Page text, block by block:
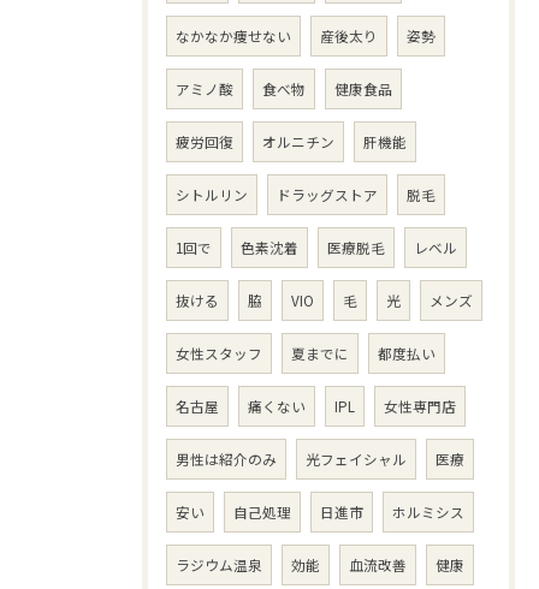
なかなか痩せない 産後太り 姿勢
アミノ酸 食べ物 健康食品
疲労回復 オルニチン 肝機能
シトルリン ドラッグストア 脱毛
1回で 色素沈着 医療脱毛 レベル
抜ける 脇 VIO 毛 光 メンズ
女性スタッフ 夏までに 都度払い
名古屋 痛くない IPL 女性専門店
男性は紹介のみ 光フェイシャル 医療
安い 自己処理 日進市 ホルミシス
ラジウム温泉 効能 血流改善 健康